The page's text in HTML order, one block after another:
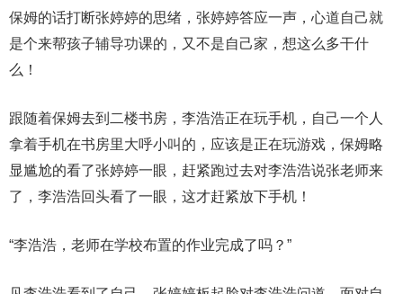
保姆的话打断张婷婷的思绪，张婷婷答应一声，心道自己就
是个来帮孩子辅导功课的，又不是自己家，想这么多干什
么！
跟随着保姆去到二楼书房，李浩浩正在玩手机，自己一个人
拿着手机在书房里大呼小叫的，应该是正在玩游戏，保姆略
显尴尬的看了张婷婷一眼，赶紧跑过去对李浩浩说张老师来
了，李浩浩回头看了一眼，这才赶紧放下手机！
“李浩浩，老师在学校布置的作业完成了吗？”